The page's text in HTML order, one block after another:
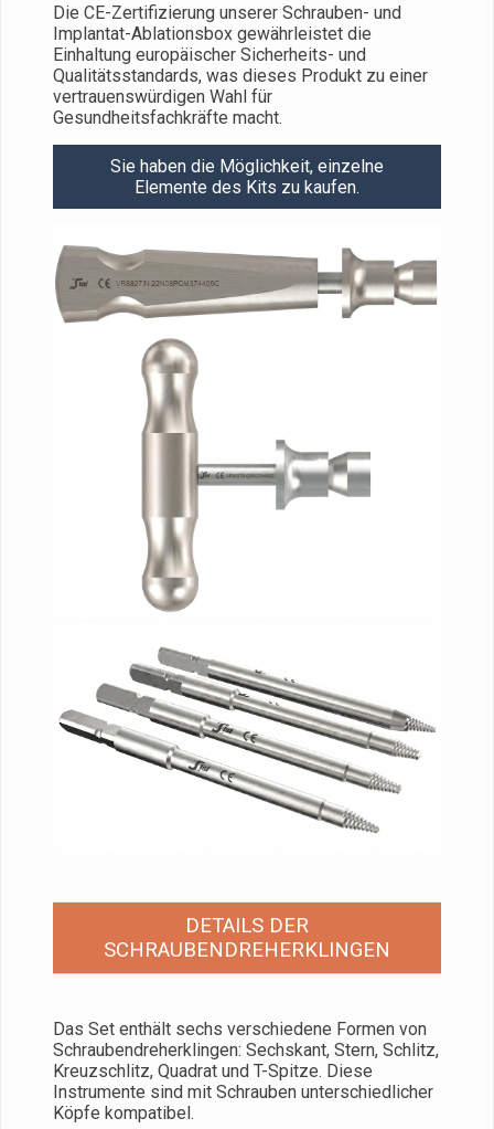
Die CE-Zertifizierung unserer Schrauben- und
Implantat-Ablationsbox gewährleistet die
Einhaltung europäischer Sicherheits- und
Qualitätsstandards, was dieses Produkt zu einer
vertrauenswürdigen Wahl für
Gesundheitsfachkräfte macht.
Sie haben die Möglichkeit, einzelne
Elemente des Kits zu kaufen.
DETAILS DER
SCHRAUBENDREHERKLINGEN
Das Set enthält sechs verschiedene Formen von
Schraubendreherklingen: Sechskant, Stern, Schlitz,
Kreuzschlitz, Quadrat und T-Spitze. Diese
Instrumente sind mit Schrauben unterschiedlicher
Köpfe kompatibel.